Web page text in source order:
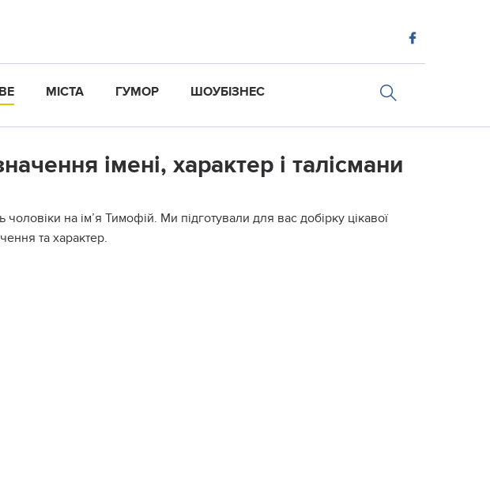
МІСТА ГУМОР ШОУБІЗНЕС
імені, характер і талісмани
на ім’я Тимофій. Ми підготували для вас добірку цікавої
та характер.